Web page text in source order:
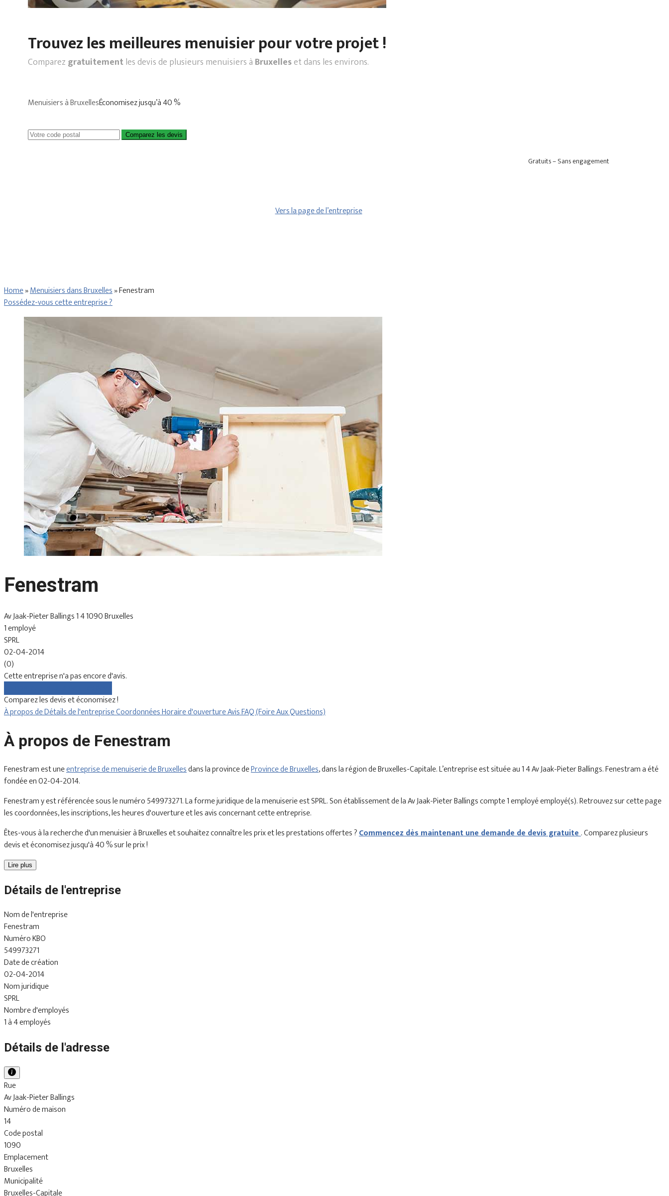
Trouvez les meilleures menuisier pour votre projet !
Comparez gratuitementles devis de plusieurs menuisiers à Bruxelleset dans les environs.
Menuisiers à BruxellesÉconomisez jusqu’à 40 %
Comparez les devis
Gratuits – Sans engagement
Vers la page de l’entreprise
Home»Menuisiers dans Bruxelles»Fenestram
Possédez-vous cette entreprise ?
Fenestram
Av Jaak-Pieter Ballings 1 4 1090 Bruxelles
1 employé
SPRL
02-04-2014
(0)
Cette entreprise n'a pas encore d'avis.
Comparez les devis et économisez !
À propos deDétails de l'entrepriseCoordonnéesHoraire d'ouvertureAvisFAQ (Foire Aux Questions)
À propos de Fenestram
Fenestram est uneentreprise de menuiserie de Bruxellesdans la province deProvince de Bruxelles, dans la région de Bruxelles-Capitale. L’entreprise est située au 1 4 Av Jaak-Pieter Ballings. Fenestram a été
fondée en 02-04-2014.
Fenestram y est référencée sous le numéro 549973271. La forme juridique de la menuiserie est SPRL. Son établissement de la Av Jaak-Pieter Ballings compte 1 employé employé(s). Retrouvez sur cette page
les coordonnées, les inscriptions, les heures d'ouverture et les avis concernant cette entreprise.
Êtes-vous à la recherche d'un menuisier à Bruxelles et souhaitez connaître les prix et les prestations offertes ?Commencez dès maintenant une demande de devis gratuite. Comparez plusieurs
devis et économisez jusqu'à 40 % sur le prix !
Lire plus
Détails de l'entreprise
Nom de l'entreprise
Fenestram
Numéro KBO
549973271
Date de création
02-04-2014
Nom juridique
SPRL
Nombre d'employés
1 à 4 employés
Détails de l'adresse
Rue
Av Jaak-Pieter Ballings
Numéro de maison
14
Code postal
1090
Emplacement
Bruxelles
Municipalité
Bruxelles-Capitale